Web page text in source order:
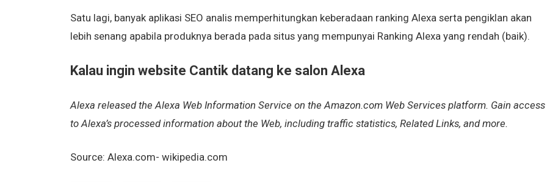
Satu lagi, banyak aplikasi SEO analis memperhitungkan keberadaan ranking Alexa serta pengiklan akan
lebih senang apabila produknya berada pada situs yang mempunyai Ranking Alexa yang rendah (baik).
Kalau ingin website Cantik datang ke salon Alexa
Alexa released the Alexa Web Information Service on the Amazon.com Web Services platform. Gain access
to Alexa’s processed information about the Web, including traffic statistics, Related Links, and more.
Source: Alexa.com- wikipedia.com